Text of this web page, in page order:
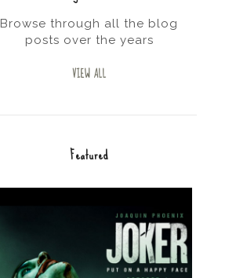
Browse through all the blog
posts over the years
VIEW ALL
Featured